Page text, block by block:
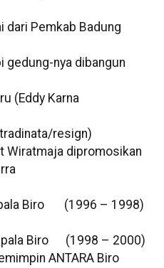
Pemkab Badung
nya dibangun
(Eddy Karna
resign)
dipromosikan
Biro (1996 – 1998)
Biro (1998 – 2000)
ANTARA Biro